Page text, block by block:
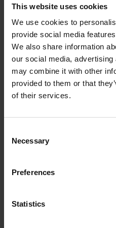
This website uses cookies
We use cookies to
provide social media
We also share information
our social media,
may combine it with other
provided to them or that
of their services.
Selection
Necessary
Preferences
Statistics
prestiżowego indeksu
do międzynarodowych
2006 roku akcje GTC S.A.
GPR 250, skupiającego
i najbardziej płynnych
nieruchomości na świecie.
Projekty realizowane przez
Relacje inwestorskie
Monika Piwońska
tel.: 0-22 606 07 80
Monika Olejnik-Okuniewska
kom.: 0 604 758 879
Mariusz Kozłowski
Globe Trade Centre S.A.